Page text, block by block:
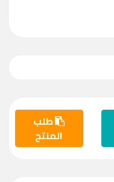
طلب
المنتج